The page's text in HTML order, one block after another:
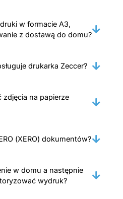
w formacie A3,
z dostawą do domu?
drukarka Zeccer?
na papierze
(XERO) dokumentów?
w domu a następnie
wydruk?